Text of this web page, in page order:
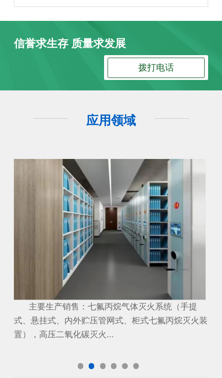
信誉求生存 质量求发展
拨打电话
应用领域
配电房
主要生产销售：七氟丙烷气体灭火系统（手提
式、悬挂式、内外贮压管网式、柜式七氟丙烷灭火装
置），高压二氧化碳灭火...